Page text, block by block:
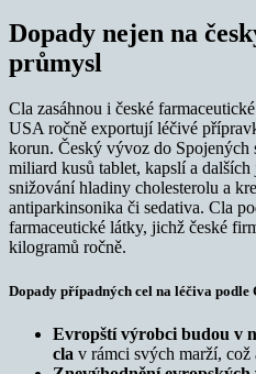
Dopady nejen na
průmysl
Cla zasáhnou i české
USA ročně exportují léčivé
korun. Český vývoz do Spojených
miliard kusů tablet, kapslí a
snižování hladiny cholesterolu a
antiparkinsonika či sedativa. Cla
farmaceutické látky, jichž české
kilogramů ročně.
Dopady případných cel na léčiva podle
Evropští výrobci budou v
cla v rámci svých marží, což